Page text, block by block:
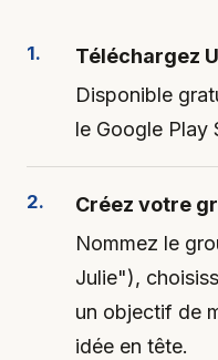
Téléchargez
Disponible
le Google Play
Créez votre
Nommez le
Julie"),
un objectif de
idée en tête.